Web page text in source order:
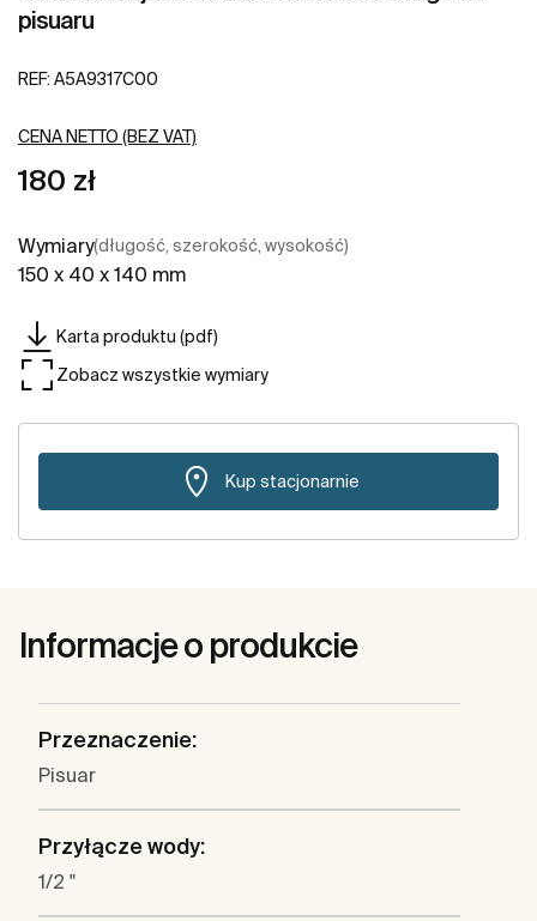
pisuaru
REF: A5A9317C00
CENA NETTO (BEZ VAT)
180 zł
Wymiary(długość, szerokość, wysokość)
150 x 40 x 140 mm
Karta produktu (pdf)
Zobacz wszystkie wymiary
Kup stacjonarnie
Informacje o produkcie
Przeznaczenie:
Pisuar
Przyłącze wody:
1/2 "